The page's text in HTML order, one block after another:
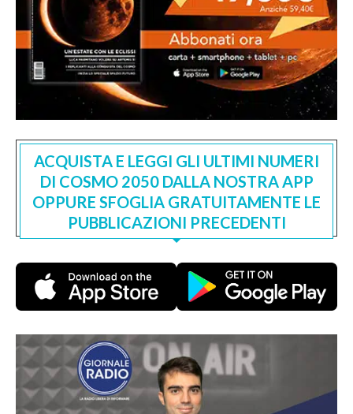
ACQUISTA E LEGGI GLI ULTIMI NUMERI
DI COSMO 2050 DALLA NOSTRA APP
OPPURE SFOGLIA GRATUITAMENTE LE
PUBBLICAZIONI PRECEDENTI